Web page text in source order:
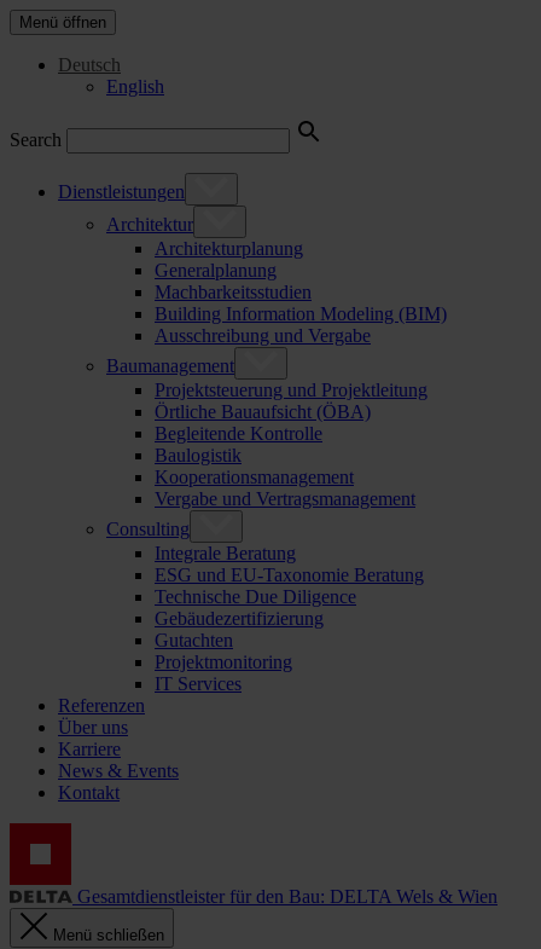
Menü öffnen
Deutsch
English
Search
Dienstleistungen
Architektur
Architekturplanung
Generalplanung
Machbarkeitsstudien
Building Information Modeling (BIM)
Ausschreibung und Vergabe
Baumanagement
Projektsteuerung und Projektleitung
Örtliche Bauaufsicht (ÖBA)
Begleitende Kontrolle
Baulogistik
Kooperationsmanagement
Vergabe und Vertragsmanagement
Consulting
Integrale Beratung
ESG und EU-Taxonomie Beratung
Technische Due Diligence
Gebäudezertifizierung
Gutachten
Projektmonitoring
IT Services
Referenzen
Über uns
Karriere
News & Events
Kontakt
Gesamtdienstleister für den Bau: DELTA Wels & Wien
Menü schließen